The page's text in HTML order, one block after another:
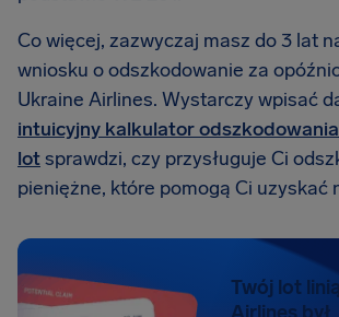
Co więcej, zazwyczaj masz do 3 lat
wniosku o odszkodowanie za
Ukraine Airlines. Wystarczy wpisać
intuicyjny kalkulator
lotsprawdzi, czy przysługuje Ci
pieniężne, które pomogą Ci uzyskać
Twój lot
Airlines był